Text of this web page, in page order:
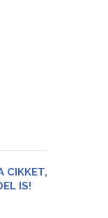
CIKKET,
IS!